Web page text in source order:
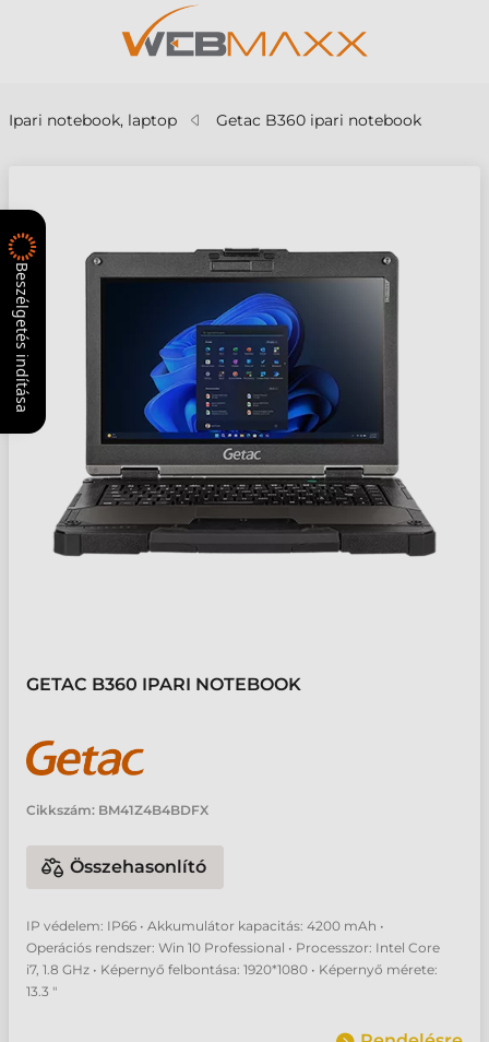
Ipari notebook, laptop Getac B360 ipari notebook
GETAC B360 IPARI NOTEBOOK
Cikkszám: BM41Z4B4BDFX
Összehasonlító
IP védelem: IP66 • Akkumulátor kapacitás: 4200 mAh •
Operációs rendszer: Win 10 Professional • Processzor: Intel Core
i7, 1.8 GHz • Képernyő felbontása: 1920*1080 • Képernyő mérete:
13.3 "
Beszélgetés indítása